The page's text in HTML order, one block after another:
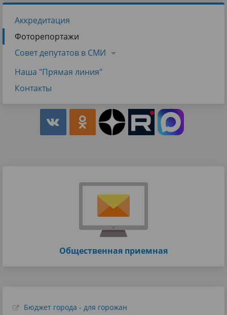
Аккредитация
Фоторепортажи
Совет депутатов в СМИ
Наша "Прямая линия"
Контакты
Общественная приемная
Бюджет города - для горожан